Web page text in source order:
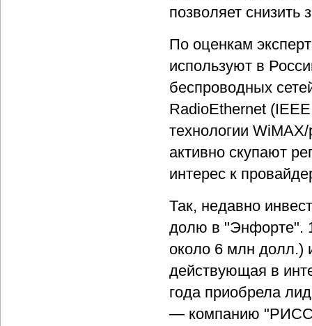
позволяет снизить
По оценкам
используют в
беспроводных
RadioEthernet
технологии
активно скупают
интерес к
Так, недавно
долю в "Энфорте".
около 6 млн долл.)
действующая в
года приобрела
— компанию "РИСС-